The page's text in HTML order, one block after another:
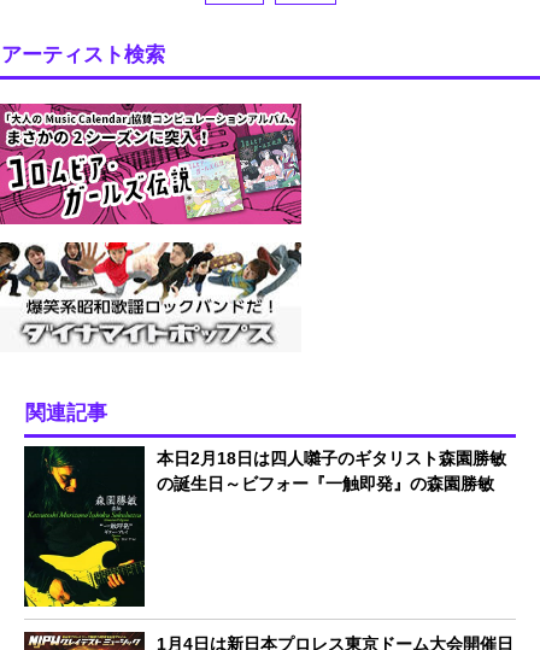
アーティスト検索
関連記事
本日2月18日は四人囃子のギタリスト森園勝敏
の誕生日～ビフォー『一触即発』の森園勝敏
1月4日は新日本プロレス東京ドーム大会開催日